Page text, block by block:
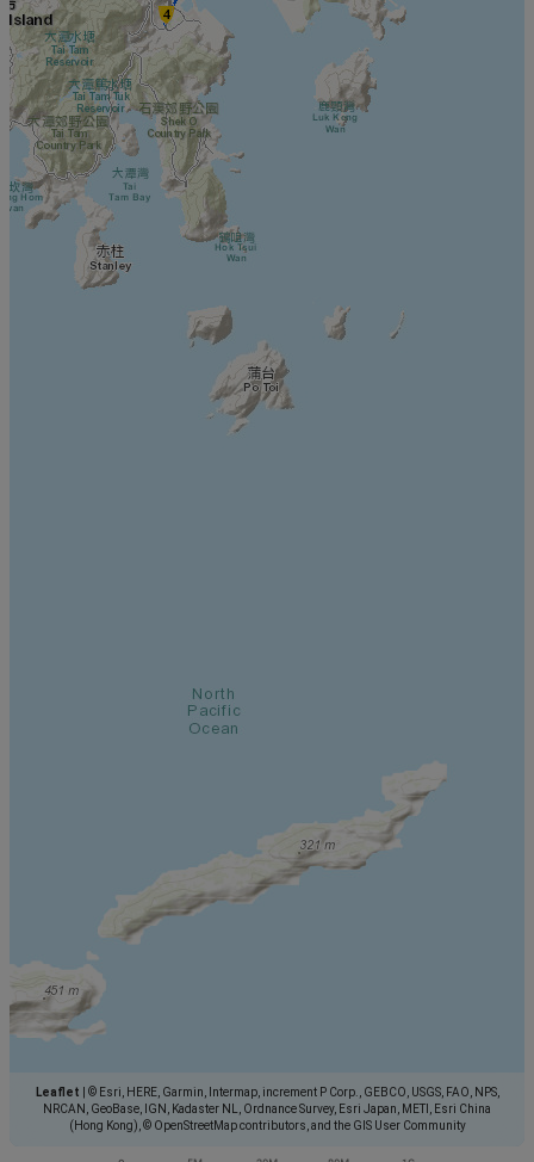
Leaflet
© Esri, HERE, Garmin, Intermap, increment P Corp., GEBCO, USGS, FAO, NPS,
NRCAN, GeoBase, IGN, Kadaster NL, Ordnance Survey, Esri Japan, METI, Esri China
(Hong Kong), © OpenStreetMap contributors, and the GIS User Community